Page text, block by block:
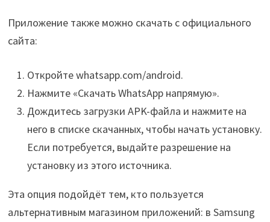
Приложение также можно скачать с официального
сайта:
Откройте whatsapp.com/android.
Нажмите «Скачать WhatsApp напрямую».
Дождитесь загрузки APK-файла и нажмите на
него в списке скачанных, чтобы начать установку.
Если потребуется, выдайте разрешение на
установку из этого источника.
Эта опция подойдёт тем, кто пользуется
альтернативным магазином приложений: в Samsung